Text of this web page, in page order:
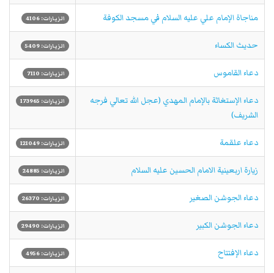
مناجاة الإمام علي عليه السلام في مسجد الكوفة الزيارات: 4106
حديث الكساء الزيارات: 5409
دعاء القاموس الزيارات: 7110
دعاء الإستغاثة بالإمام المهدي (عجل الله تعالي فرجه
الشريف)
الزيارات: 173965
دعاء علقمة الزيارات: 121049
زيارة اربعينية الامام الحسين عليه السلام الزيارات: 24885
دعاء الجوشن الصغير الزيارات: 26370
دعاء الجوشن الكبير الزيارات: 29490
دعاء الإفتتاح الزيارات: 4956